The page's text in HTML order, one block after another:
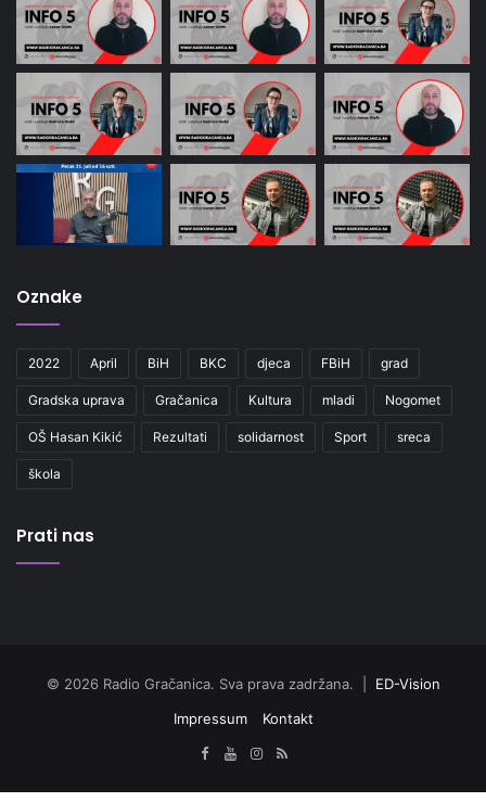
Oznake
2022 April BiH BKC djeca FBiH grad
Gradska uprava Gračanica Kultura mladi Nogomet
OŠ Hasan Kikić Rezultati solidarnost Sport sreca
škola
Prati nas
© 2026 Radio Gračanica. Sva prava zadržana. | ED-Vision
Impressum
Kontakt